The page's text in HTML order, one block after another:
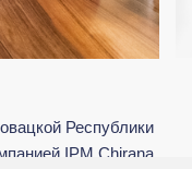
Республики
IPM Chirana